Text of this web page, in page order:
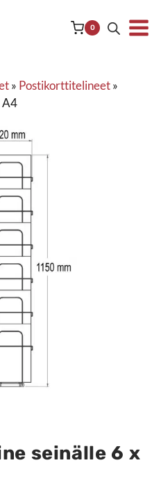
0
» Postikorttitelineet»
A4
seinälle 6 x